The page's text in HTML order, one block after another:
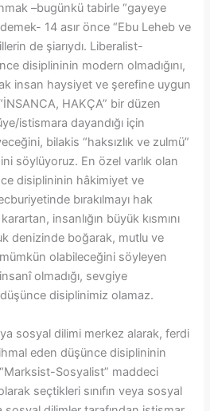
–bugünkü tabirle “gayeye
14 asır önce “Ebu Leheb ve
de şiarıydı. Liberalist-
disiplininin modern olmadığını,
insan haysiyet ve şerefine uygun
HAKÇA” bir düzen
istismara dayandığı için
bilakis “haksızlık ve zulmü”
söylüyoruz. En özel varlık olan
disiplininin hâkimiyet ve
bırakılmayı hak
insanlığın büyük kısmını
denizinde boğarak, mutlu ve
olabileceğini söyleyen
olmadığı, sevgiye
disiplinimiz olamaz.
sosyal dilimi merkez alarak, ferdi
eden düşünce disiplininin
Sosyalist” maddeci
seçtikleri sınıfın veya sosyal